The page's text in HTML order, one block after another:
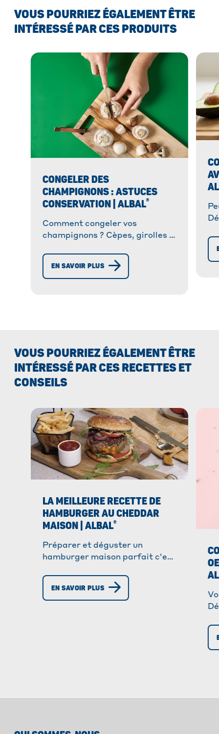
VOUS POURRIEZ ÉGALEMENT ÊTRE
INTÉRESSÉ PAR CES PRODUITS
CONGELER DES
CHAMPIGNONS : ASTUCES
CONSERVATION | ALBAL®
Comment congeler vos
champignons ? Cèpes, girolles &
pour une conservation optimale.
EN SAVOIR PLUS
VOUS POURRIEZ ÉGALEMENT ÊTRE
INTÉRESSÉ PAR CES RECETTES ET
CONSEILS
LA MEILLEURE RECETTE DE
HAMBURGER AU CHEDDAR
MAISON | ALBAL®
Préparer et déguster un
hamburger maison parfait c'est
cet incontournable qui plaira
aux petits comme aux grands !
EN SAVOIR PLUS